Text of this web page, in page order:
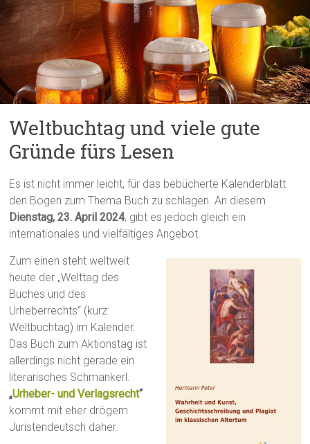
Weltbuchtag und viele gute
Gründe fürs Lesen
Es ist nicht immer leicht, für das bebücherte Kalenderblatt
den Bogen zum Thema Buch zu schlagen. An diesem
Dienstag, 23. April 2024, gibt es jedoch gleich ein
internationales und vielfältiges Angebot.
Zum einen steht weltweit
heute der „Welttag des
Buches und des
Urheberrechts“ (kurz:
Weltbuchtag) im Kalender.
Das Buch zum Aktionstag ist
allerdings nicht gerade ein
literarisches Schmankerl.
„Urheber- und Verlagsrecht“
kommt mit eher drögem
Juristendeutsch daher.